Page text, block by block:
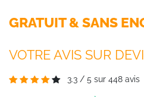
GRATUIT & SANS
VOTRE AVIS SUR
3.3 / 5 sur 448 avis